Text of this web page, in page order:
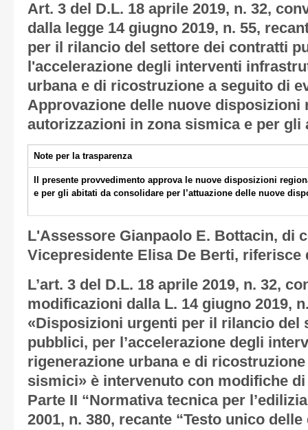
Art. 3 del D.L. 18 aprile 2019, n. 32,
dalla legge 14 giugno 2019, n. 55,
per il rilancio del settore dei contratti
l'accelerazione degli interventi
urbana e di ricostruzione a seguito di
Approvazione delle nuove disposizioni
autorizzazioni in zona sismica e per gli
Note per la trasparenza
Il presente provvedimento approva le nuove disposizioni
e per gli abitati da consolidare per l’attuazione delle nuove
L'Assessore Gianpaolo E. Bottacin, di
Vicepresidente Elisa De Berti, riferisce
L’art. 3 del D.L. 18 aprile 2019, n. 32,
modificazioni dalla L. 14 giugno 2019,
«Disposizioni urgenti per il rilancio del
pubblici, per l’accelerazione degli
rigenerazione urbana e di
sismici» è intervenuto con modifiche
Parte II “Normativa tecnica per
2001, n. 380, recante “Testo unico